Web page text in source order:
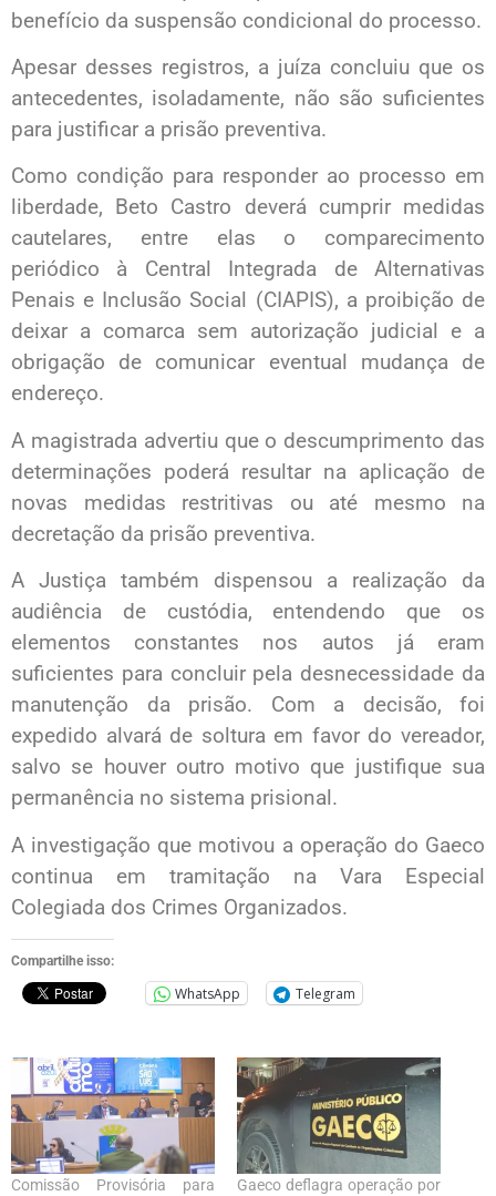
benefício da suspensão condicional do processo.
Apesar desses registros, a juíza concluiu que os
antecedentes, isoladamente, não são suficientes
para justificar a prisão preventiva.
Como condição para responder ao processo em
liberdade, Beto Castro deverá cumprir medidas
cautelares, entre elas o comparecimento
periódico à Central Integrada de Alternativas
Penais e Inclusão Social (CIAPIS), a proibição de
deixar a comarca sem autorização judicial e a
obrigação de comunicar eventual mudança de
endereço.
A magistrada advertiu que o descumprimento das
determinações poderá resultar na aplicação de
novas medidas restritivas ou até mesmo na
decretação da prisão preventiva.
A Justiça também dispensou a realização da
audiência de custódia, entendendo que os
elementos constantes nos autos já eram
suficientes para concluir pela desnecessidade da
manutenção da prisão. Com a decisão, foi
expedido alvará de soltura em favor do vereador,
salvo se houver outro motivo que justifique sua
permanência no sistema prisional.
A investigação que motivou a operação do Gaeco
continua em tramitação na Vara Especial
Colegiada dos Crimes Organizados.
Compartilhe isso:
WhatsApp Telegram
Comissão Provisória para
Gaeco deflagra operação por